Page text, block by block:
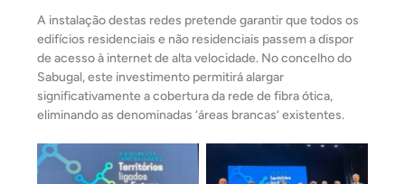
A instalação destas redes pretende garantir que todos os
edifícios residenciais e não residenciais passem a dispor
de acesso à internet de alta velocidade. No concelho do
Sabugal, este investimento permitirá alargar
significativamente a cobertura da rede de fibra ótica,
eliminando as denominadas ‘áreas brancas’ existentes.